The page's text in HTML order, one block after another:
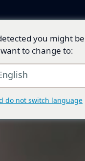
與解決方案 技術
you might
to change to:
do not switch language